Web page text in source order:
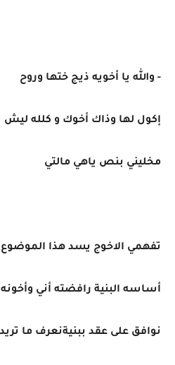
- والله يا أخويه ذيج ختها وروح
إكول لها وذاك أخوك و كلله ليش
مخليني بنص ياهي مالتي
تفهمي الاخوج يسد هذا
أساسه البنية رافضته أني
نوافق على عقد ببنيةنعرف ما